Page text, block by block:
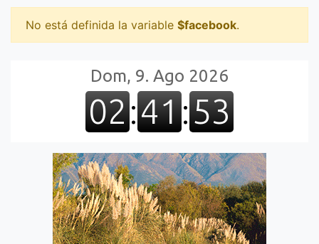
No está definida la variable $facebook.